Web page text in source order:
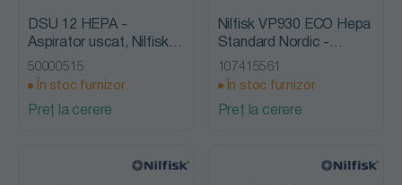
DSU 12 HEPA -
Aspirator uscat, Nilfisk
Viper
50000515
În stoc furnizor
Preț la cerere
Nilfisk VP930 ECO Hepa
Standard Nordic -
Aspirator uscat, Nilfisk
Advance
107415561
În stoc furnizor
Preț la cerere